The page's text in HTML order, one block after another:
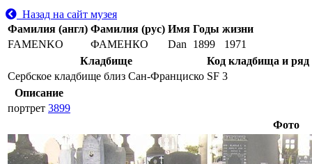
Назад на сайт музея
Фамилия (англ) Фамилия (рус) Имя Годы жизни
FAMENKO
ФАМЕНКО Dan 1899
1971
Кладбище
Код кладбища и ряд
Сербское кладбище близ Сан-Франциско SF 3
Описание
портрет 3899
Фото